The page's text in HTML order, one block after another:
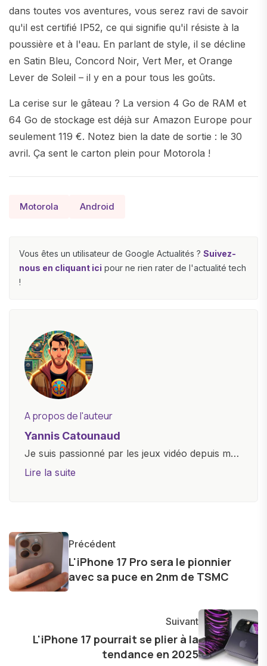
dans toutes vos aventures, vous serez ravi de savoir
qu'il est certifié IP52, ce qui signifie qu'il résiste à la
poussière et à l'eau. En parlant de style, il se décline
en Satin Bleu, Concord Noir, Vert Mer, et Orange
Lever de Soleil – il y en a pour tous les goûts.
La cerise sur le gâteau ? La version 4 Go de RAM et
64 Go de stockage est déjà sur Amazon Europe pour
seulement 119 €. Notez bien la date de sortie : le 30
avril. Ça sent le carton plein pour Motorola !
Motorola Android
Vous êtes un utilisateur de Google Actualités ? Suivez-
nous en cliquant ici pour ne rien rater de l'actualité tech
!
A propos de l'auteur
Yannis Catounaud
Je suis passionné par les jeux vidéo depuis mon
plus jeune âge. Mon amour pour l'univers
et bien d'autres gadgets technologiques. Armé
d'une curiosité insatiable, j'aime dévoiler les
dernières tendances et innovations, partageant
avec enthousiasme mes découvertes avec la
l'exploration constante des frontières de la
technologie me permet de présenter aux
lecteurs un aperçu captivant de ce que le futur
Lire la suite
Précédent
L'iPhone 17 Pro sera le pionnier
avec sa puce en 2nm de TSMC
Suivant
L'iPhone 17 pourrait se plier à la
tendance en 2025